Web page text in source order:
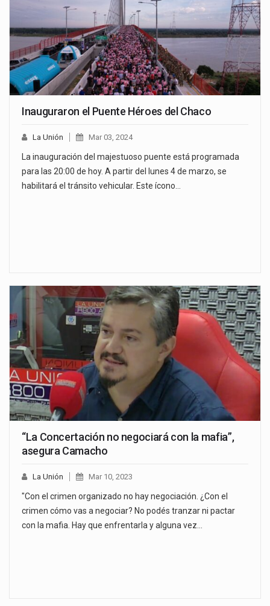
Inauguraron el Puente Héroes del Chaco
La Unión Mar 03, 2024
La inauguración del majestuoso puente está programada
para las 20:00 de hoy. A partir del lunes 4 de marzo, se
habilitará el tránsito vehicular. Este ícono…
“La Concertación no negociará con la mafia”,
asegura Camacho
La Unión Mar 10, 2023
"Con el crimen organizado no hay negociación. ¿Con el
crimen cómo vas a negociar? No podés tranzar ni pactar
con la mafia. Hay que enfrentarla y alguna vez…